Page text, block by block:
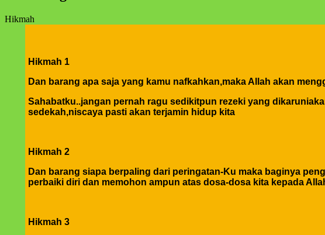
Hikmah
Hikmah 1
Dan barang apa saja yang kamu nafkahkan,maka Allah akan
Sahabatku..jangan pernah ragu sedikitpun rezeki yang
sedekah,niscaya pasti akan terjamin hidup kita
Hikmah 2
Dan barang siapa berpaling dari peringatan-Ku maka baginya
perbaiki diri dan memohon ampun atas dosa-dosa kita kepada
Hikmah 3